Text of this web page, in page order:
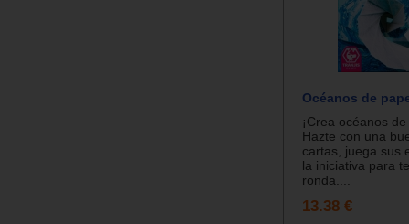
Océanos de
¡Crea océanos
Hazte con una
cartas, juega sus
la iniciativa para
ronda....
13.38 €